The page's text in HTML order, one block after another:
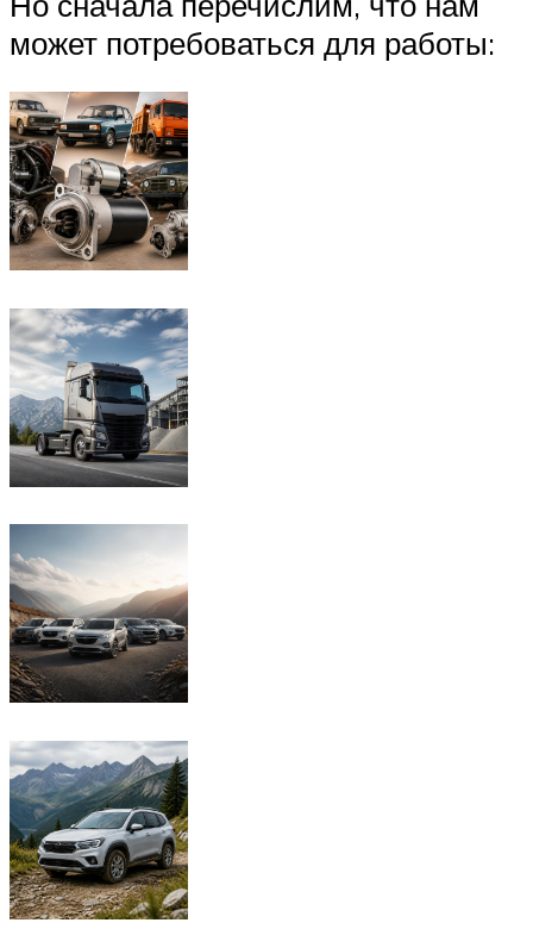
может потребоваться для работы: